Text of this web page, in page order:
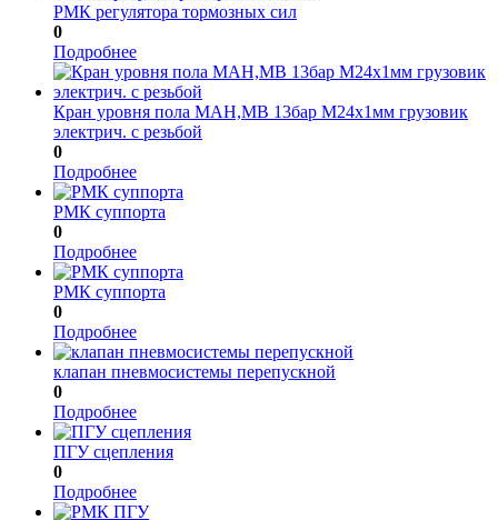
РМК регулятора тормозных сил
0
Подробнее
Кран уровня пола МАН,МВ 13бар М24x1мм грузовик
электрич. с резьбой
0
Подробнее
РМК суппорта
0
Подробнее
РМК суппорта
0
Подробнее
клапан пневмосистемы перепускной
0
Подробнее
ПГУ сцепления
0
Подробнее